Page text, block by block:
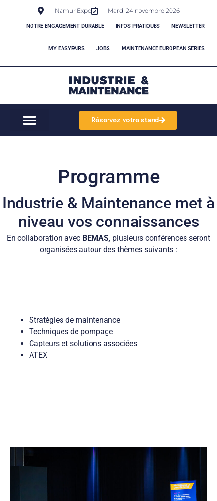
Namur Expo Mardi 24 novembre 2026
NOTRE ENGAGEMENT DURABLE INFOS PRATIQUES NEWSLETTER
MY EASYFAIRS JOBS MAINTENANCE EUROPEAN SERIES
Réservez votre stand
Programme
Industrie & Maintenance met à
niveau vos connaissances
En collaboration avec BEMAS, plusieurs conférences seront
organisées autour des thèmes suivants :
Stratégies de maintenance
Techniques de pompage
Capteurs et solutions associées
ATEX